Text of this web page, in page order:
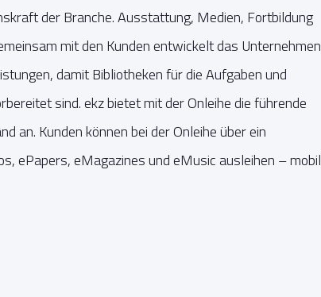
der Branche. Ausstattung, Medien, Fortbildung
mit den Kunden entwickelt das Unternehmen
damit Bibliotheken für die Aufgaben und
sind. ekz bietet mit der Onleihe die führende
an. Kunden können bei der Onleihe über ein
ePapers, eMagazines und eMusic ausleihen – mobil